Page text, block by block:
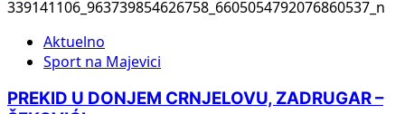
about
POČELE
PRIPREME
ZA
NOVU
Aktuelno
Sport na Majevici
PREKID U DONJEM CRNJELOVU, ZADRUGAR –